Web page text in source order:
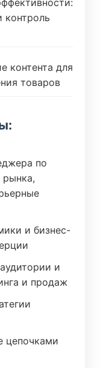
контроль
контента для
товаров
по
рынка,
и бизнес-
и
и продаж
цепочками